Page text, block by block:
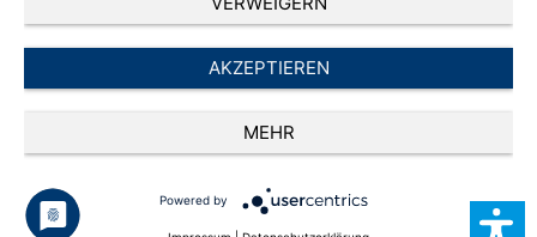
AKZEPTIEREN
MEHR
Powered by